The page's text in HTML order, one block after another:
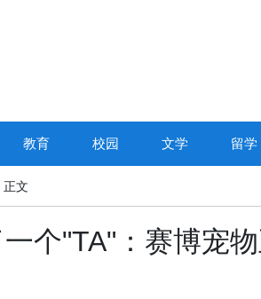
教育 校园 文学 留学
正文
个"TA"：赛博宠